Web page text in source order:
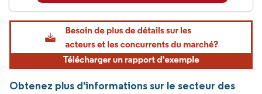
Obtenez plus d'informations sur le secteur des